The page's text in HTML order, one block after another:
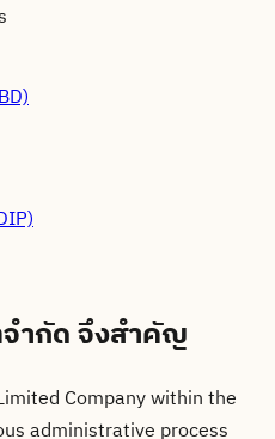
ำกัดจึงสำคัญ
Company within the
administrative process